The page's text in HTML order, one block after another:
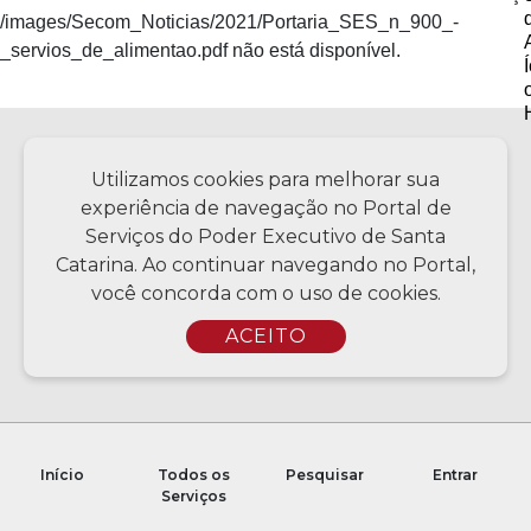
Início
Todos os
Serviços
Pesquisar Entrar
/images/Secom_Noticias/2021/Portaria_SES_n_900_-
_servios_de_alimentao.pdf não está disponível.
Política de privacidade
Copyright © 2026 Todos os Direitos Reservados SC - Governo de
Santa Catarina | Desenvolvimento - CIASC | Coordenação - SCTI
Utilizamos cookies para melhorar sua
experiência de navegação no Portal de
Serviços do Poder Executivo de Santa
Catarina. Ao continuar navegando no Portal,
você concorda com o uso de cookies.
ACEITO